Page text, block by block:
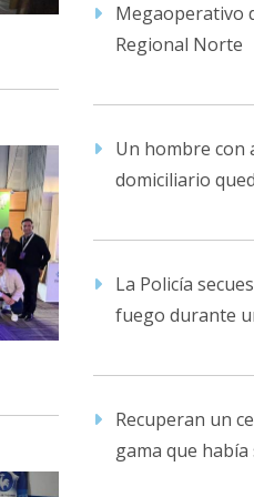
Megaoperativo
Regional Norte
Un hombre con
domiciliario
familiar
La Policía
fuego durante
Recuperan un
gama que